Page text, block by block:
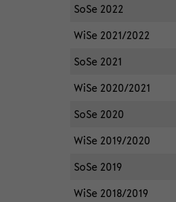
SoSe 2022
WiSe 2021/2022
SoSe 2021
WiSe 2020/2021
SoSe 2020
WiSe 2019/2020
SoSe 2019
WiSe 2018/2019